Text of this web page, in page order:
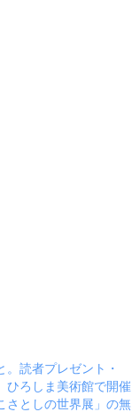
。読者プレゼント・
ひろしま美術館で開催
さとしの世界展」の無